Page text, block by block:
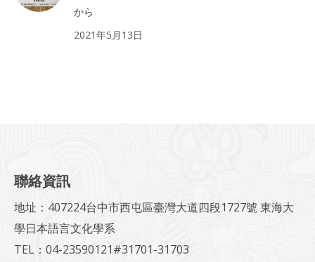
から
2021年5月13日
聯絡資訊
地址：407224台中市西屯區臺灣大道四段1727號 東海大
學日本語言文化學系
TEL：04-23590121#31701-31703